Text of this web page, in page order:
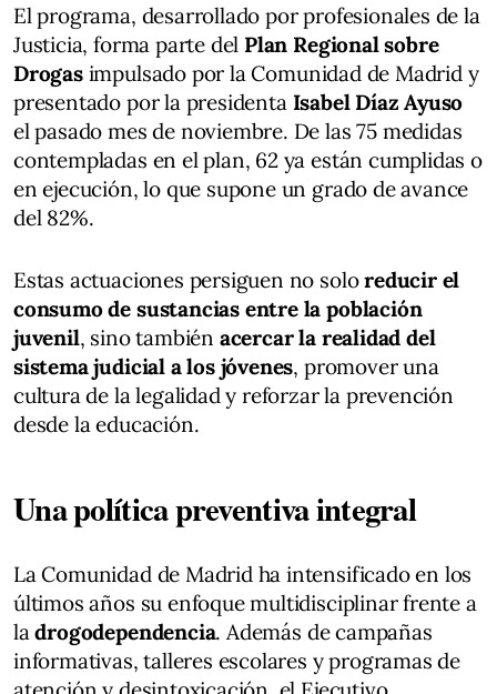
El programa, desarrollado por profesionales de la
Justicia, forma parte del Plan Regional sobre
Drogasimpulsado por la Comunidad de Madrid y
presentado por la presidenta Isabel Díaz Ayuso
el pasado mes de noviembre. De las 75 medidas
contempladas en el plan, 62 ya están cumplidas o
en ejecución, lo que supone un grado de avance
del 82%.
Estas actuaciones persiguen no soloreducir el
consumo de sustancias entre la población
juvenil, sino también acercar la realidad del
sistema judicial a los jóvenes, promover una
cultura de la legalidad y reforzar la prevención
desde la educación.
Una política preventiva integral
La Comunidad de Madrid ha intensificado en los
últimos años su enfoque multidisciplinar frente a
ladrogodependencia. Además de campañas
informativas, talleres escolares y programas de